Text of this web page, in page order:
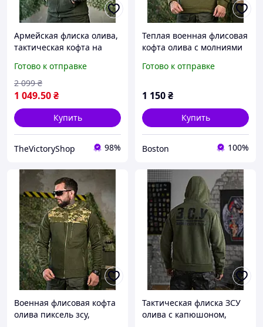
Армейская флиска олива,
тактическая кофта на
флисовая кофта хаки S
ethgh
Готово к отправке
1 049.50₴
2 099 ₴
Купить
TheVictoryShop 98%
Теплая военная флисовая
кофта олива с молниями
кофта флиска, армейская
_M2_zx8c
Готово к отправке
1 150₴
Купить
Boston 100%
Военная флисовая кофта
олива пиксель зсу,
Тактическая флиска ЗСУ
олива с капюшоном,